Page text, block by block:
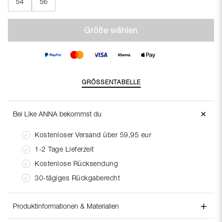
Größe wählen
GRÖSSENTABELLE
Bei Like ANNA bekommst du ＋
Kostenloser Versand über 59,95 eur
1-2 Tage Lieferzeit
Kostenlose Rücksendung
30-tägiges Rückgaberecht
Produktinformationen & Materialien ＋